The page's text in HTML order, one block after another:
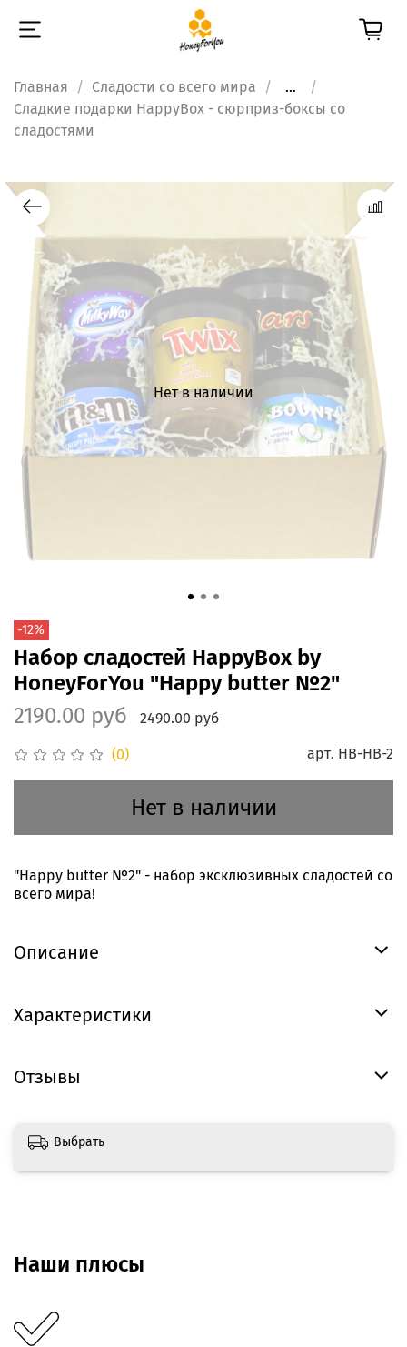
Главная Сладости со всего мира
...
Сладкие подарки HappyBox - сюрприз-боксы со
сладостями
Нет в наличии
-12%
(0) арт. HB-HB-2
Набор сладостей HappyBox by
HoneyForYou "Happy butter №2"
2190.00 руб
2490.00 руб
Нет в наличии
"Happy butter №2" - набор эксклюзивных сладостей со
всего мира!
Описание
Характеристики
Отзывы
Выбрать
Наши плюсы